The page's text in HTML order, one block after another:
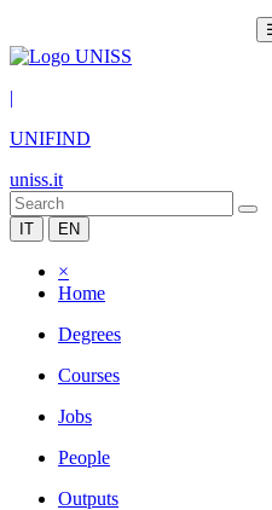
|
UNIFIND
uniss.it
IT EN
×
Home
Degrees
Courses
Jobs
People
Outputs